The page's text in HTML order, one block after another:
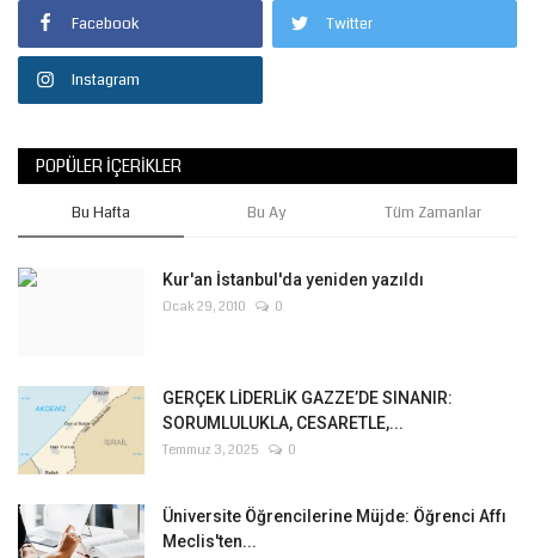
Facebook Twitter
Instagram
POPÜLER İÇERIKLER
Bu Hafta Bu Ay Tüm Zamanlar
Kur'an İstanbul'da yeniden yazıldı
Ocak 29, 2010 0
GERÇEK LİDERLİK GAZZE’DE SINANIR:
SORUMLULUKLA, CESARETLE,...
Temmuz 3, 2025 0
Üniversite Öğrencilerine Müjde: Öğrenci Affı
Meclis'ten...